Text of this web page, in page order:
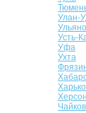
Улан-
Усть-
Уфа
Ухта
Херсон